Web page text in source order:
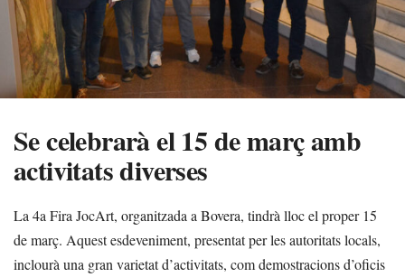
Se celebrarà el 15 de març amb
activitats diverses
La 4a Fira JocArt, organitzada a Bovera, tindrà lloc el proper 15
de març. Aquest esdeveniment, presentat per les autoritats locals,
inclourà una gran varietat d’activitats, com demostracions d’oficis